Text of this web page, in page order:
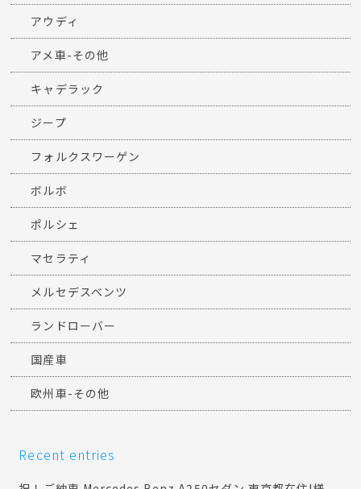
アウディ
アメ車-その他
キャデラック
ジープ
フォルクスワーゲン
ボルボ
ポルシェ
マセラティ
メルセデスベンツ
ランドローバー
国産車
欧州車-その他
Recent entries